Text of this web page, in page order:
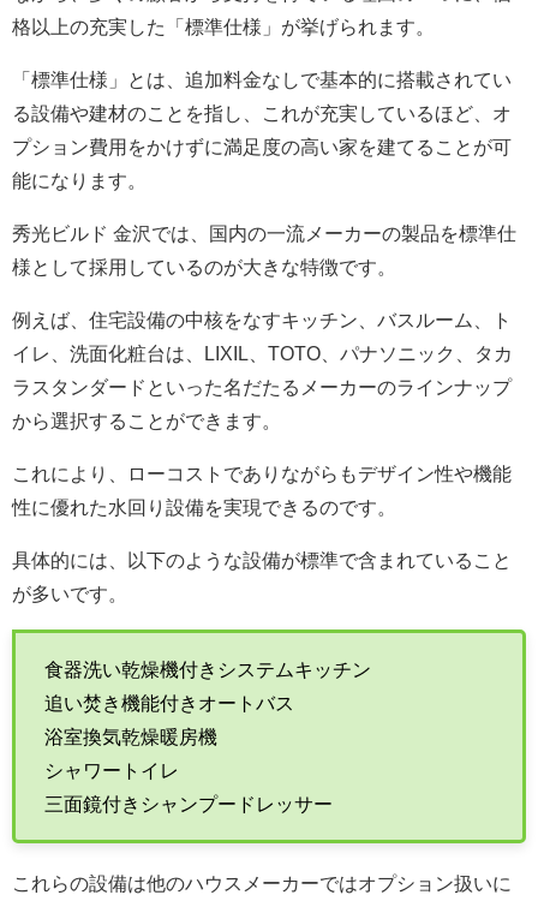
格以上の充実した「標準仕様」が挙げられます。
「標準仕様」とは、追加料金なしで基本的に搭載されてい
る設備や建材のことを指し、これが充実しているほど、オ
プション費用をかけずに満足度の高い家を建てることが可
能になります。
秀光ビルド 金沢では、国内の一流メーカーの製品を標準仕
様として採用しているのが大きな特徴です。
例えば、住宅設備の中核をなすキッチン、バスルーム、ト
イレ、洗面化粧台は、LIXIL、TOTO、パナソニック、タカ
ラスタンダードといった名だたるメーカーのラインナップ
から選択することができます。
これにより、ローコストでありながらもデザイン性や機能
性に優れた水回り設備を実現できるのです。
具体的には、以下のような設備が標準で含まれていること
が多いです。
食器洗い乾燥機付きシステムキッチン
追い焚き機能付きオートバス
浴室換気乾燥暖房機
シャワートイレ
三面鏡付きシャンプードレッサー
これらの設備は他のハウスメーカーではオプション扱いに